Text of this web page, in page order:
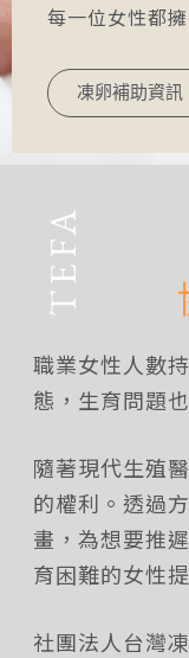
每一位女性都
凍卵補助資訊
職業女性人數
態，生育問題
隨著現代生殖
的權利。透過
畫，為想要推
育困難的女性
社團法人台灣